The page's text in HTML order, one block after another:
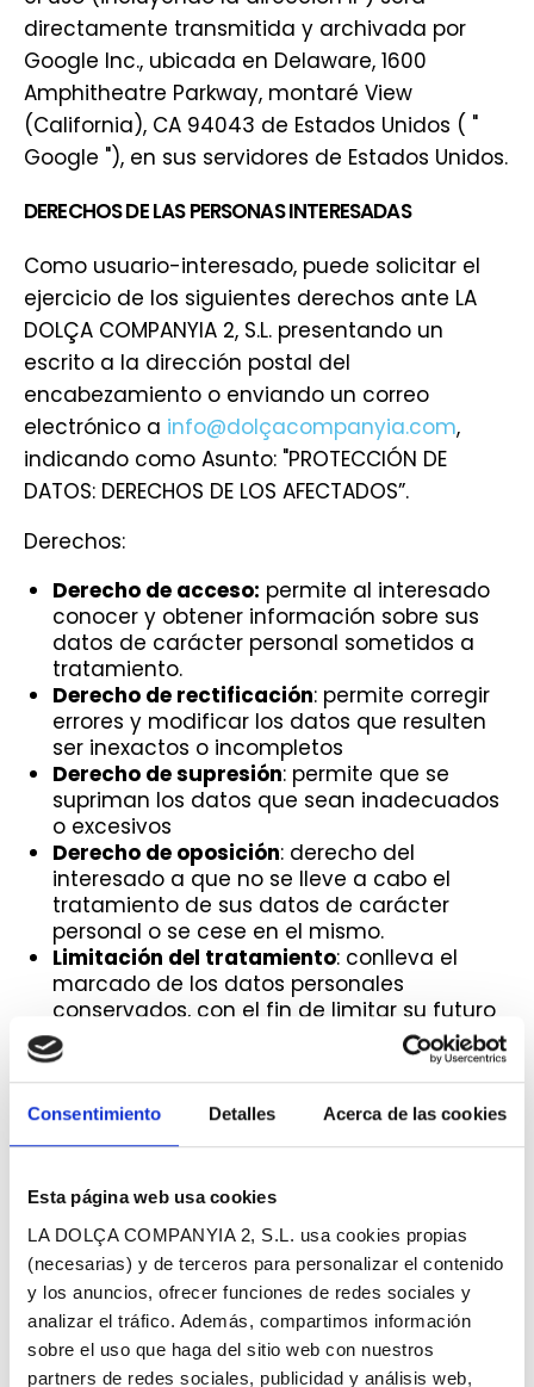
Consentimiento Detalles Acerca de las cookies
Esta página web usa cookies
LA DOLÇA COMPANYIA 2, S.L. usa cookies propias
(necesarias) y de terceros para personalizar el contenido
y los anuncios, ofrecer funciones de redes sociales y
analizar el tráfico. Además, compartimos información
sobre el uso que haga del sitio web con nuestros
partners de redes sociales, publicidad y análisis web,
directamente transmitida y archivada por
Google Inc., ubicada en Delaware, 1600
Amphitheatre Parkway, montaré View
(California), CA 94043 de Estados Unidos ( "
Google "), en sus servidores de Estados Unidos.
DERECHOS DE LAS PERSONAS INTERESADAS
Como usuario-interesado, puede solicitar el
ejercicio de los siguientes derechos ante LA
DOLÇA COMPANYIA 2, S.L. presentando un
escrito a la dirección postal del
encabezamiento o enviando un correo
electrónico a info@dolçacompanyia.com,
indicando como Asunto: "PROTECCIÓN DE
DATOS: DERECHOS DE LOS AFECTADOS”.
Derechos:
Derecho de acceso: permite al interesado
conocer y obtener información sobre sus
datos de carácter personal sometidos a
tratamiento.
Derecho de rectificación: permite corregir
errores y modificar los datos que resulten
ser inexactos o incompletos
Derecho de supresión: permite que se
supriman los datos que sean inadecuados
o excesivos
Derecho de oposición: derecho del
interesado a que no se lleve a cabo el
tratamiento de sus datos de carácter
personal o se cese en el mismo.
Limitación del tratamiento: conlleva el
marcado de los datos personales
conservados, con el fin de limitar su futuro
tratamiento, para el ejercicio o la defensa
de reclamaciones.
Portabilidad de los datos: facilitación de
los datos objeto de tratamiento al
interesado, para que éste pueda transmitir
Derecho a no ser objeto de decisiones
elaboración de perfiles): derecho a no ser
objeto de una decisión basada en el
tratamiento automatizado que produzca
efectos o afecte significativamente.
Como usuario, tiene derecho a retirar el